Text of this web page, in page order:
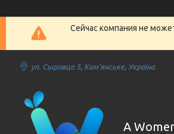
Сейчас компания не
ул. Сыровца 5, Кам'янське, Україна
A